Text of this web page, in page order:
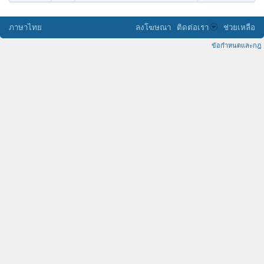
ภาษาไทย ลงโฆษณา ติดต่อเรา ช่วยเหลือ
ข้อกำหนดและกฎ